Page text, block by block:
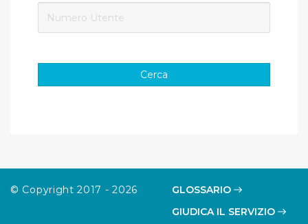
Cliccando su "Personalizza" l’Utente può gestire
direttamente le proprie preferenze selezionando i
della condivisione di informazioni sopra indicata.
tracciamento ad esclusione di quelli tecnici
indispensabili per una corretta visualizzazione della
© Copyright 2017 - 2026
GLOSSARIO
GIUDICA IL SERVIZIO